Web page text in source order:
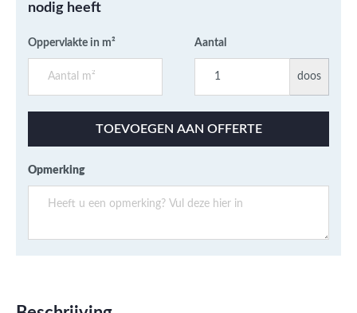
nodig heeft
Oppervlakte in m² Aantal
doos
TOEVOEGEN AAN OFFERTE
Opmerking